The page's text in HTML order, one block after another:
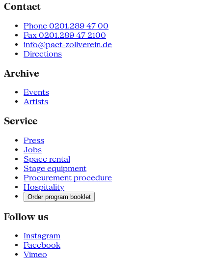
Contact
Phone 0201.289 47 00
Fax 0201.289 47 2100
info@pact-zollverein.de
Directions
Archive
Events
Artists
Service
Press
Jobs
Space rental
Stage equipment
Procurement procedure
Hospitality
Order program booklet
Follow us
Instagram
Facebook
Vimeo